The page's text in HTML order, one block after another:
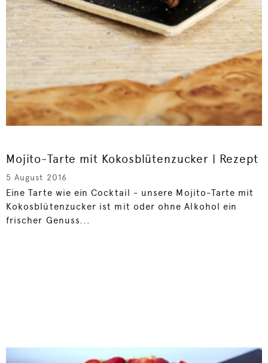
Mojito-Tarte mit Kokosblütenzucker | Rezept
5 August 2016
Eine Tarte wie ein Cocktail - unsere Mojito-Tarte mit
Kokosblütenzucker ist mit oder ohne Alkohol ein
frischer Genuss...